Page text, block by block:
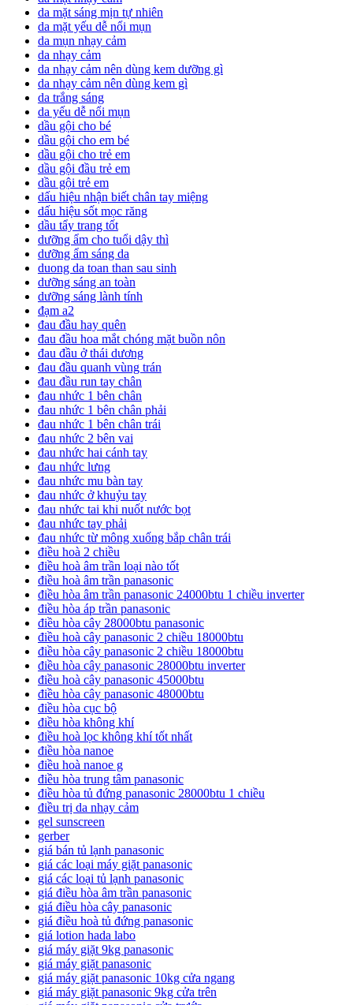
da mặt sáng mịn tự nhiên
da mặt yếu dễ nổi mụn
da mụn nhạy cảm
da nhạy cảm
da nhạy cảm nên dùng kem dưỡng gì
da nhạy cảm nên dùng kem gì
da trắng sáng
da yếu dễ nổi mụn
dầu gội cho bé
dầu gội cho em bé
dầu gội cho trẻ em
dầu gội đầu trẻ em
dầu gội trẻ em
dấu hiệu nhận biết chân tay miệng
dấu hiệu sốt mọc răng
dầu tẩy trang tốt
dưỡng ẩm cho tuổi dậy thì
dưỡng ẩm sáng da
duong da toan than sau sinh
dưỡng sáng an toàn
dưỡng sáng lành tính
đạm a2
đau đầu hay quên
đau đầu hoa mắt chóng mặt buồn nôn
đau đầu ở thái dương
đau đầu quanh vùng trán
đau đầu run tay chân
đau nhức 1 bên chân
đau nhức 1 bên chân phải
đau nhức 1 bên chân trái
đau nhức 2 bên vai
đau nhức hai cánh tay
đau nhức lưng
đau nhức mu bàn tay
đau nhức ở khuỷu tay
đau nhức tai khi nuốt nước bọt
đau nhức tay phải
đau nhức từ mông xuống bắp chân trái
điều hoà 2 chiều
điều hoà âm trần loại nào tốt
điều hoà âm trần panasonic
điều hòa âm trần panasonic 24000btu 1 chiều inverter
điều hòa áp trần panasonic
điều hòa cây 28000btu panasonic
điều hoà cây panasonic 2 chiều 18000btu
điều hòa cây panasonic 2 chiều 18000btu
điều hòa cây panasonic 28000btu inverter
điều hoà cây panasonic 45000btu
điều hòa cây panasonic 48000btu
điều hòa cục bộ
điều hòa không khí
điều hoà lọc không khí tốt nhất
điều hòa nanoe
điều hoà nanoe g
điều hòa trung tâm panasonic
điều hòa tủ đứng panasonic 28000btu 1 chiều
điều trị da nhạy cảm
gel sunscreen
gerber
giá bán tủ lạnh panasonic
giá các loại máy giặt panasonic
giá các loại tủ lạnh panasonic
giá điều hòa âm trần panasonic
giá điều hòa cây panasonic
giá điều hoà tủ đứng panasonic
giá lotion hada labo
giá máy giặt 9kg panasonic
giá máy giặt panasonic
giá máy giặt panasonic 10kg cửa ngang
giá máy giặt panasonic 9kg cửa trên